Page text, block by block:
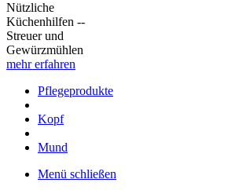
Nützliche
Küchenhilfen --
Streuer und
Gewürzmühlen
mehr erfahren
Pflegeprodukte
Kopf
Mund
Menü schließen